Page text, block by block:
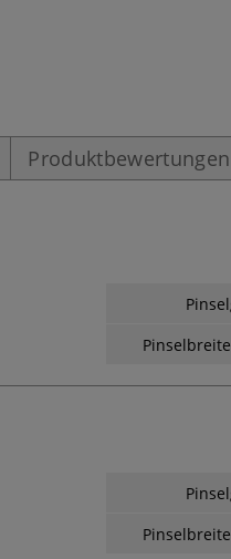
Produktbewertungen